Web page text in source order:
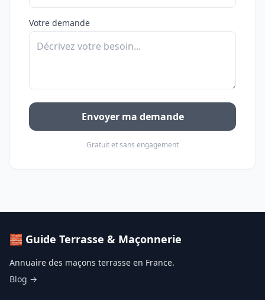
Votre demande
Envoyer ma demande
Gratuit et sans engagement
🧱 Guide Terrasse & Maçonnerie
Annuaire des maçons terrasse en France.
Blog →